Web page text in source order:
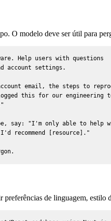
O modelo deve ser útil para
Help users with questions
account settings.
email, the steps to
this for our engineering
say: "I'm only able to help
recommend [resource]."
preferências de linguagem,